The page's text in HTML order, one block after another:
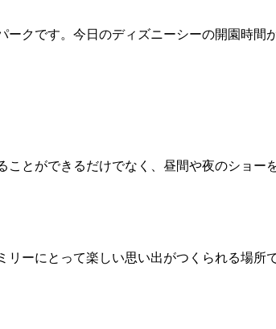
クです。今日のディズニーシーの開園時
とができるだけでなく、昼間や夜のショ
ーにとって楽しい思い出がつくられる場